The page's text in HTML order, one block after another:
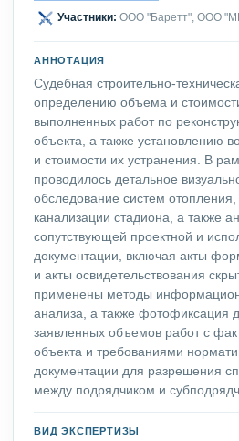
Участники: ООО "Баретт", ООО
АННОТАЦИЯ
Судебная строительно-
определению объема и
выполненных работ по
объекта, а также установлению
и стоимости их устранения. В
проводилось детальное
обследование систем
канализации стадиона, а также
сопутствующей проектной и
документации, включая акты
и акты освидетельствования
применены методы
анализа, а также фотофиксация
заявленных объемов работ с
объекта и требованиями
документации для разрешения
между подрядчиком и
ВИД ЭКСПЕРТИЗЫ